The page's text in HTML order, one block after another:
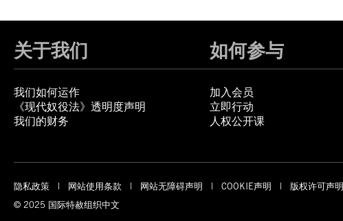
关于我们
我们如何运作
《现代奴役法》透明度声明
我们的财务
如何参与
加入会员
立即行动
人权公开课
隐私政策 网站使用条款 网站无障碍声明 COOKIE声明
版权许可声明
© 2025 国际特赦组织中文